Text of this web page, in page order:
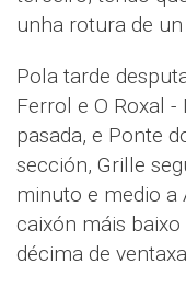
unha rotura de
Pola tarde
Ferrol e O Roxal
pasada, e Ponte
sección, Grille
minuto e medio a
caixón máis
décima de